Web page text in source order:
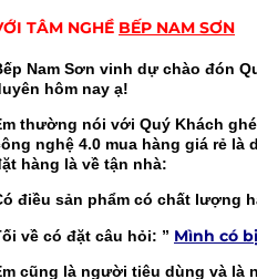
TÂM NGHỀ BẾP NAM SƠN
Nam Sơn vinh dự chào đón
hôm nay ạ!
thường nói với Quý Khách
nghệ 4.0 mua hàng giá rẻ là
hàng là về tận nhà:
điều sản phẩm có chất lượng
về có đặt câu hỏi: ” Mình có
cũng là người tiêu dùng và